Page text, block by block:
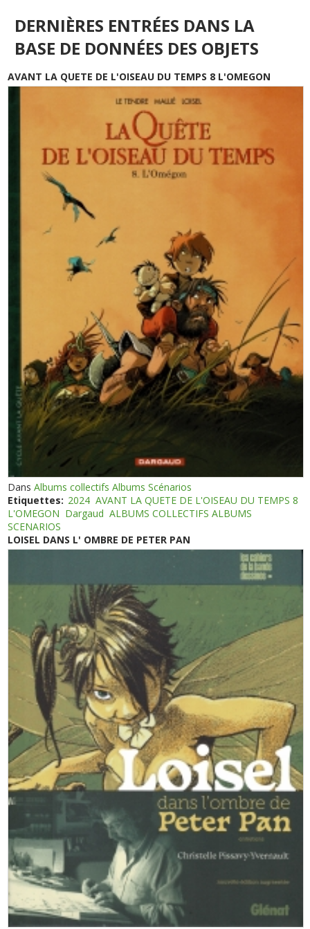
DERNIÈRES ENTRÉES DANS LA
BASE DE DONNÉES DES OBJETS
AVANT LA QUETE DE L'OISEAU DU TEMPS 8 L'OMEGON
DansAlbums collectifs Albums Scénarios
Etiquettes: 2024 AVANT LA QUETE DE L'OISEAU DU TEMPS 8
L'OMEGON Dargaud ALBUMS COLLECTIFS ALBUMS
SCENARIOS
LOISEL DANS L' OMBRE DE PETER PAN